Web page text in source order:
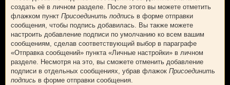
создать её в личном разделе. После этого вы можете отметить
флажком пункт Присоединить подпись в форме отправки
сообщения, чтобы подпись добавилась. Вы также можете
настроить добавление подписи по умолчанию ко всем вашим
сообщениям, сделав соответствующий выбор в параграфе
«Отправка сообщений» пункта «Личные настройки» в личном
разделе. Несмотря на это, вы сможете отменить добавление
подписи в отдельных сообщениях, убрав флажок Присоединить
подпись в форме отправки сообщения.